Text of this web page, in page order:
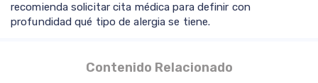
recomienda solicitar cita médica para definir con
profundidad qué tipo de alergia se tiene.
Contenido Relacionado